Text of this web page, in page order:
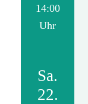
14:00
Uhr
Sa.
22.